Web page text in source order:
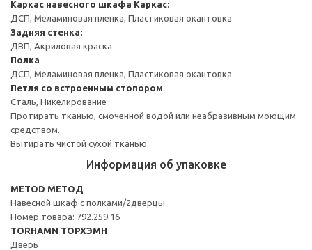
Каркас навесного шкафа Каркас:
ДСП, Меламиновая пленка, Пластиковая окантовка
Задняя стенка:
ДВП, Акриловая краска
Полка
ДСП, Меламиновая пленка, Пластиковая окантовка
Петля со встроенным стопором
Сталь, Никелирование
Протирать тканью, смоченной водой или неабразивным моющим
средством.
Вытирать чистой сухой тканью.
Информация об упаковке
METOD МЕТОД
Навесной шкаф с полками/2дверцы
Номер товара: 792.259.16
TORHAMN ТОРХЭМН
Дверь